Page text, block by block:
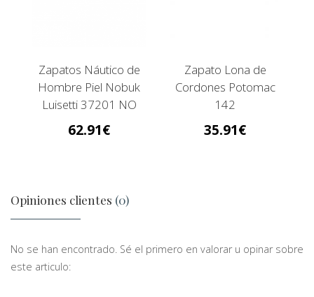
Zapatos Náutico de
Hombre Piel Nobuk
Luisetti 37201 NO
62.91
Zapato Lona de
Cordones Potomac
142
35.91
Opiniones clientes (0)
No se han encontrado. Sé el primero en valorar u opinar sobre
este articulo: